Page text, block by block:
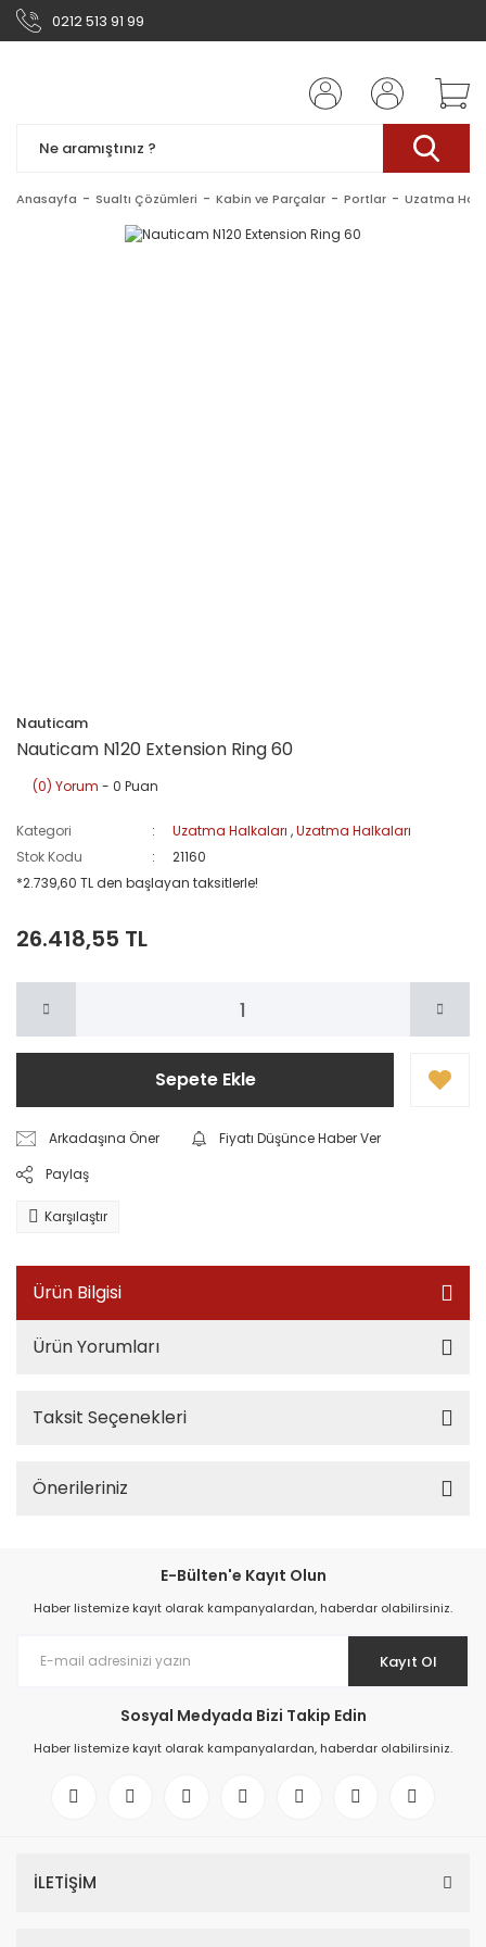
0212 513 91 99
Anasayfa Sualtı Çözümleri Kabin ve Parçalar Portlar Uzatma
Nauticam
Nauticam N120 Extension Ring 60
(0) Yorum - 0 Puan
Kategori Uzatma Halkaları ,Uzatma Halkaları
Stok Kodu
21160
*2.739,60 TL den başlayan taksitlerle!
26.418,55 TL
Sepete Ekle
Arkadaşına Öner
Fiyatı Düşünce Haber Ver
Paylaş
Karşılaştır
Ürün Bilgisi
Ürün Yorumları
Taksit Seçenekleri
Önerileriniz
E-Bülten'e Kayıt Olun
Haber listemize kayıt olarak kampanyalardan, haberdar olabilirsiniz.
Kayıt Ol
Sosyal Medyada Bizi Takip Edin
Haber listemize kayıt olarak kampanyalardan, haberdar olabilirsiniz.
İLETİŞİM